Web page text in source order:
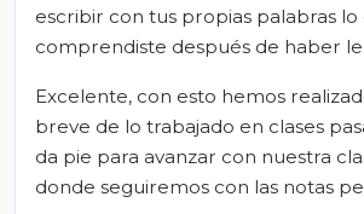
escribir con tus propias palabras lo
comprendiste después de haber
Excelente, con esto hemos
breve de lo trabajado en clases
da pie para avanzar con nuestra
donde seguiremos con las notas